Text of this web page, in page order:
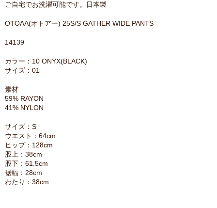
ご自宅でお洗濯可能です。日本製
OTOAA(オトアー) 25S/S GATHER WIDE PANTS
14139
カラー：10 ONYX(BLACK)
サイズ：01
素材
59% RAYON
41% NYLON
サイズ：S
ウエスト：64cm
ヒップ：128cm
股上：38cm
股下：61.5cm
裾幅：28cm
わたり：38cm